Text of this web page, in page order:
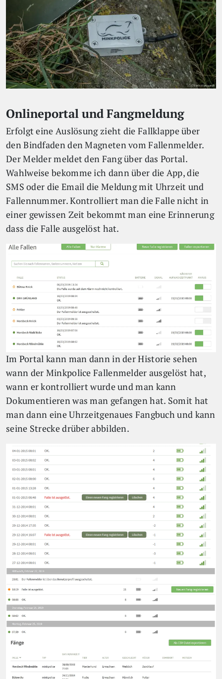
Onlineportal und Fangmeldung
Erfolgt eine Auslösung zieht die Fallklappe über
den Bindfaden den Magneten vom Fallenmelder.
Der Melder meldet den Fang über das Portal.
Wahlweise bekomme ich dann über die App, die
SMS oder die Email die Meldung mit Uhrzeit und
Fallennummer. Kontrolliert man die Falle nicht in
einer gewissen Zeit bekommt man eine Erinnerung
dass die Falle ausgelöst hat.
Im Portal kann man dann in der Historie sehen
wann der Minkpolice Fallenmelder ausgelöst hat,
wann er kontrolliert wurde und man kann
Dokumentieren was man gefangen hat. Somit hat
man dann eine Uhrzeitgenaues Fangbuch und kann
seine Strecke drüber abbilden.